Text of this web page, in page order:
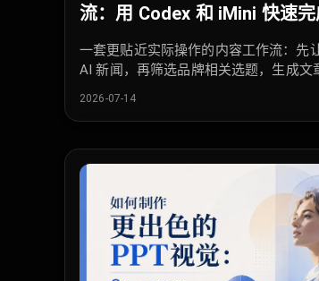
流：用 Codex 和 iMini 快速完
写作与配图
一套更贴近实际操作的内容工作流：先
AI 新闻，再筛选品牌相关选题，生成文
2026-07-14